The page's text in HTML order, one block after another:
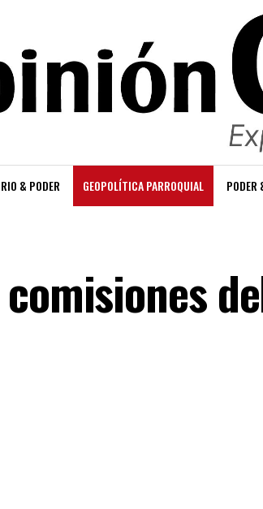
& PODER GEOPOLÍTICA PARROQUIAL PODER